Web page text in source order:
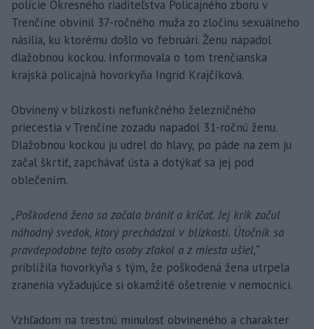
polície Okresného riaditeľstva Policajného zboru v
Trenčíne obvinil 37-ročného muža zo zločinu sexuálneho
násilia, ku ktorému došlo vo februári. Ženu napadol
dlažobnou kockou. Informovala o tom trenčianska
krajská policajná hovorkyňa Ingrid Krajčíková.
Obvinený v blízkosti nefunkčného železničného
priecestia v Trenčíne zozadu napadol 31-ročnú ženu.
Dlažobnou kockou ju udrel do hlavy, po páde na zem ju
začal škrtiť, zapchávať ústa a dotýkať sa jej pod
oblečením.
„Poškodená žena sa začala brániť a kričať. Jej krik začul
náhodný svedok, ktorý prechádzal v blízkosti. Útočník sa
pravdepodobne tejto osoby zľakol a z miesta ušiel,“
priblížila hovorkyňa s tým, že poškodená žena utrpela
zranenia vyžadujúce si okamžité ošetrenie v nemocnici.
Vzhľadom na trestnú minulosť obvineného a charakter